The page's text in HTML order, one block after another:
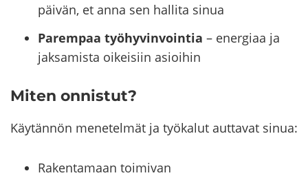
päivän, et anna sen hallita sinua
Parempaa työhyvinvointia – energiaa ja
jaksamista oikeisiin asioihin
Miten on­nis­tut?
Käy­tän­nön me­ne­tel­mät ja työ­ka­lut aut­ta­vat sinua:
Rakentamaan toimivan